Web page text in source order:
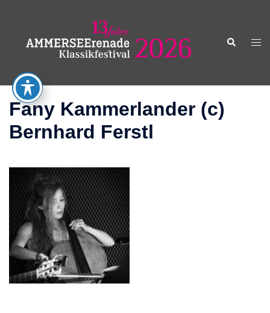
springen
Suche
Fany Kammerlander (c)
Bernhard Ferstl